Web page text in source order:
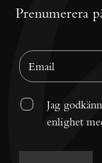
Prenumerera
Jag
enlighet